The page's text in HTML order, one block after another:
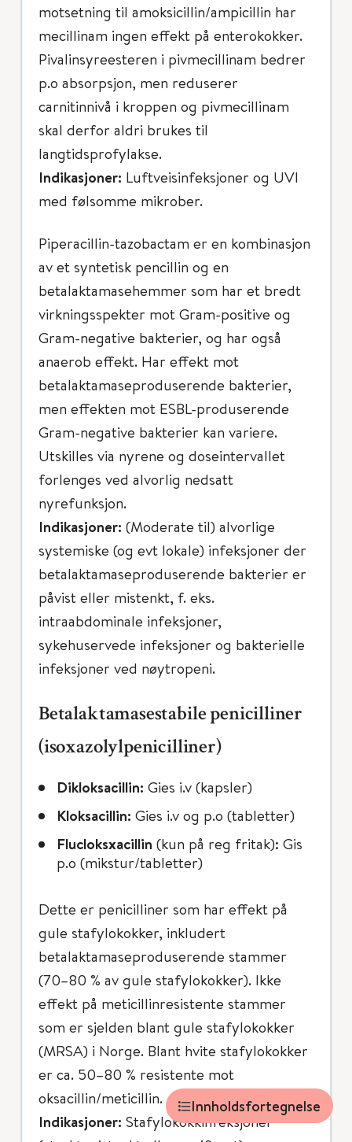
Innholdsfortegnelse
motsetning til amoksicillin/ampicillin har
mecillinam ingen effekt på enterokokker.
Pivalinsyreesteren i pivmecillinam bedrer
p.o absorpsjon, men reduserer
carnitinnivå i kroppen og pivmecillinam
skal derfor aldri brukes til
langtidsprofylakse.
Indikasjoner: Luftveisinfeksjoner og UVI
med følsomme mikrober.
Piperacillin-tazobactam er en kombinasjon
av et syntetisk pencillin og en
betalaktamasehemmer som har et bredt
virkningsspekter mot Gram-positive og
Gram-negative bakterier, og har også
anaerob effekt. Har effekt mot
betalaktamaseproduserende bakterier,
men effekten mot ESBL-produserende
Gram-negative bakterier kan variere.
Utskilles via nyrene og doseintervallet
forlenges ved alvorlig nedsatt
nyrefunksjon.
Indikasjoner: (Moderate til) alvorlige
systemiske (og evt lokale) infeksjoner der
betalaktamaseproduserende bakterier er
påvist eller mistenkt, f. eks.
intraabdominale infeksjoner,
sykehuservede infeksjoner og bakterielle
infeksjoner ved nøytropeni.
Betalaktamasestabile penicilliner
(isoxazolylpenicilliner)
Dikloksacillin: Gies i.v (kapsler)
Kloksacillin: Gies i.v og p.o (tabletter)
Flucloksxacillin (kun på reg fritak): Gis
p.o (mikstur/tabletter)
Dette er penicilliner som har effekt på
gule stafylokokker, inkludert
betalaktamaseproduserende stammer
(70–80 % av gule stafylokokker). Ikke
effekt på meticillinresistente stammer
som er sjelden blant gule stafylokokker
(MRSA) i Norge. Blant hvite stafylokokker
er ca. 50–80 % resistente mot
oksacillin/meticillin.
Indikasjoner: Stafylokokkinfeksjoner